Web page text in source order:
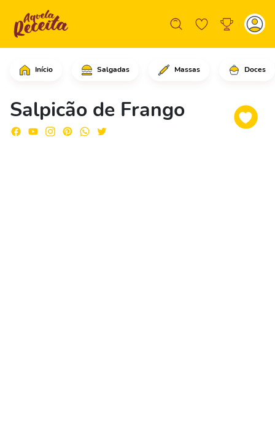
Início Salgadas Massas Doces
Salpicão de Frango
Em uma panela, coloque o azeite e